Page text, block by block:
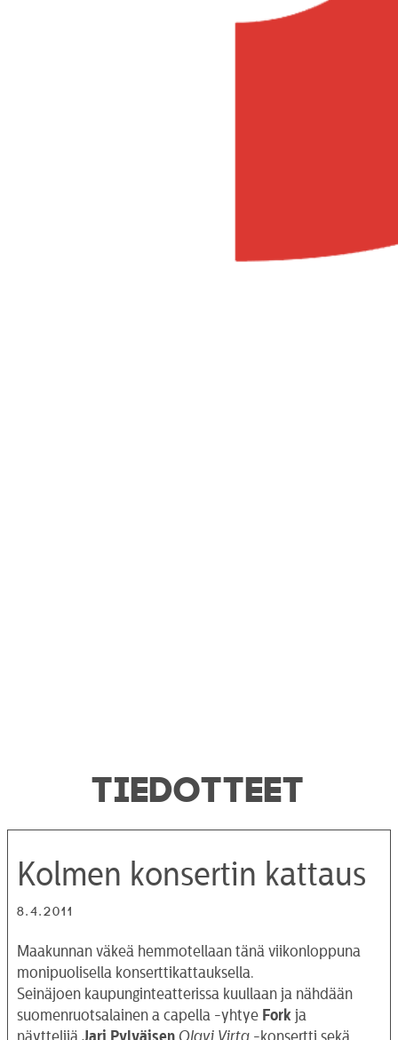
TIEDOTTEET
Kolmen konsertin kattaus
8.4.2011
Maakunnan väkeä hemmotellaan tänä viikonloppuna
monipuolisella konserttikattauksella.
Seinäjoen kaupunginteatterissa kuullaan ja nähdään
suomenruotsalainen a capella -yhtye Fork ja
näyttelijä Jari Pylväisen Olavi Virta -konsertti sekä